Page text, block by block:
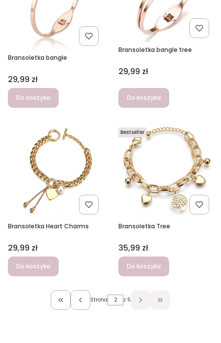
Bransoletka bangle
Cena
29,99 zł
Do koszyka
Bransoletka bangle tree
Cena
29,99 zł
Do koszyka
Bransoletka Heart Charms
Cena
29,99 zł
Do koszyka
Bestseller
Bransoletka Tree
Cena
35,99 zł
Do koszyka
Wróć do pierwszej strony z produktami
Strona z 5 Przejdź do